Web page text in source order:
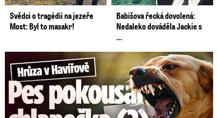
Svědci o tragédii na jezeře
Most: Byl to masakr!
Babišova řecká dovolená:
Nedaleko dováděla Jackie s
...
Hrůza v Havířově: Pes pokousal chlapečka (2) ve tváři!